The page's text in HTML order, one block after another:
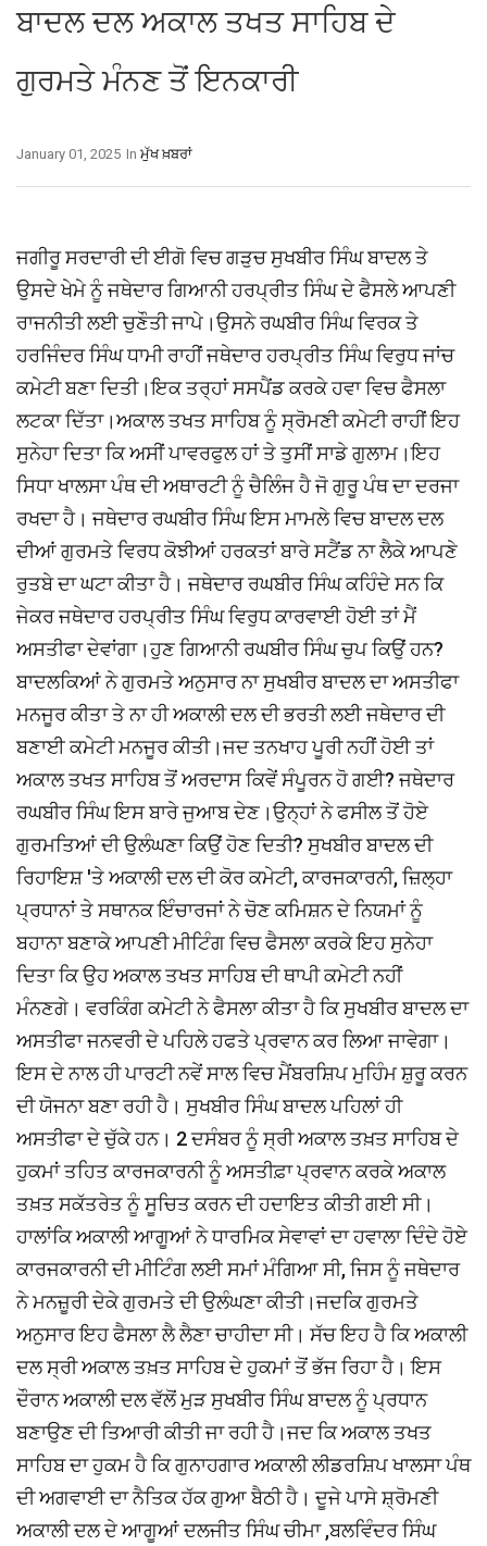
ਬਾਦਲ ਦਲ ਅਕਾਲ ਤਖਤ ਸਾਹਿਬ ਦੇ
ਗੁਰਮਤੇ ਮੰਨਣ ਤੋਂ ਇਨਕਾਰੀ
In ਮੁੱਖ ਖ਼ਬਰਾਂ
January 01, 2025
ਜਗੀਰੂ ਸਰਦਾਰੀ ਦੀ ਈਗੋ ਵਿਚ ਗੜੁਚ ਸੁਖਬੀਰ ਸਿੰਘ ਬਾਦਲ ਤੇ
ਉਸਦੇ ਖੇਮੇ ਨੂੰ ਜਥੇਦਾਰ ਗਿਆਨੀ ਹਰਪ੍ਰੀਤ ਸਿੰਘ ਦੇ ਫੈਸਲੇ ਆਪਣੀ
ਰਾਜਨੀਤੀ ਲਈ ਚੁਣੌਤੀ ਜਾਪੇ।ਉਸਨੇ ਰਘਬੀਰ ਸਿੰਘ ਵਿਰਕ ਤੇ
ਹਰਜਿੰਦਰ ਸਿੰਘ ਧਾਮੀ ਰਾਹੀਂ ਜਥੇਦਾਰ ਹਰਪ੍ਰੀਤ ਸਿੰਘ ਵਿਰੁਧ ਜਾਂਚ
ਕਮੇਟੀ ਬਣਾ ਦਿਤੀ।ਇਕ ਤਰ੍ਹਾਂ ਸਸਪੈਂਡ ਕਰਕੇ ਹਵਾ ਵਿਚ ਫੈਸਲਾ
ਲਟਕਾ ਦਿੱਤਾ।ਅਕਾਲ ਤਖਤ ਸਾਹਿਬ ਨੂੰ ਸ੍ਰੋਮਣੀ ਕਮੇਟੀ ਰਾਹੀਂ ਇਹ
ਸੁਨੇਹਾ ਦਿਤਾ ਕਿ ਅਸੀਂ ਪਾਵਰਫੁਲ ਹਾਂ ਤੇ ਤੁਸੀਂ ਸਾਡੇ ਗੁਲਾਮ।ਇਹ
ਸਿਧਾ ਖਾਲਸਾ ਪੰਥ ਦੀ ਅਥਾਰਟੀ ਨੂੰ ਚੈਲਿੰਜ ਹੈ ਜੋ ਗੁਰੂ ਪੰਥ ਦਾ ਦਰਜਾ
ਰਖਦਾ ਹੈ। ਜਥੇਦਾਰ ਰਘਬੀਰ ਸਿੰਘ ਇਸ ਮਾਮਲੇ ਵਿਚ ਬਾਦਲ ਦਲ
ਦੀਆਂ ਗੁਰਮਤੇ ਵਿਰਧ ਕੋਝੀਆਂ ਹਰਕਤਾਂ ਬਾਰੇ ਸਟੈਂਡ ਨਾ ਲੈਕੇ ਆਪਣੇ
ਰੁਤਬੇ ਦਾ ਘਟਾ ਕੀਤਾ ਹੈ। ਜਥੇਦਾਰ ਰਘਬੀਰ ਸਿੰਘ ਕਹਿੰਦੇ ਸਨ ਕਿ
ਜੇਕਰ ਜਥੇਦਾਰ ਹਰਪ੍ਰੀਤ ਸਿੰਘ ਵਿਰੁਧ ਕਾਰਵਾਈ ਹੋਈ ਤਾਂ ਮੈਂ
ਅਸਤੀਫਾ ਦੇਵਾਂਗਾ।ਹੁਣ ਗਿਆਨੀ ਰਘਬੀਰ ਸਿੰਘ ਚੁਪ ਕਿਉਂ ਹਨ?
ਬਾਦਲਕਿਆਂ ਨੇ ਗੁਰਮਤੇ ਅਨੁਸਾਰ ਨਾ ਸੁਖਬੀਰ ਬਾਦਲ ਦਾ ਅਸਤੀਫਾ
ਮਨਜੂਰ ਕੀਤਾ ਤੇ ਨਾ ਹੀ ਅਕਾਲੀ ਦਲ ਦੀ ਭਰਤੀ ਲਈ ਜਥੇਦਾਰ ਦੀ
ਬਣਾਈ ਕਮੇਟੀ ਮਨਜੂਰ ਕੀਤੀ।ਜਦ ਤਨਖਾਹ ਪੂਰੀ ਨਹੀਂ ਹੋਈ ਤਾਂ
ਅਕਾਲ ਤਖਤ ਸਾਹਿਬ ਤੋਂ ਅਰਦਾਸ ਕਿਵੇਂ ਸੰਪੂਰਨ ਹੋ ਗਈ? ਜਥੇਦਾਰ
ਰਘਬੀਰ ਸਿੰਘ ਇਸ ਬਾਰੇ ਜੁਆਬ ਦੇਣ।ਉਨ੍ਹਾਂ ਨੇ ਫਸੀਲ ਤੋਂ ਹੋਏ
ਗੁਰਮਤਿਆਂ ਦੀ ਉਲੰਘਣਾ ਕਿਉਂ ਹੋਣ ਦਿਤੀ? ਸੁਖਬੀਰ ਬਾਦਲ ਦੀ
ਰਿਹਾਇਸ਼ 'ਤੇ ਅਕਾਲੀ ਦਲ ਦੀ ਕੋਰ ਕਮੇਟੀ, ਕਾਰਜਕਾਰਨੀ, ਜ਼ਿਲ੍ਹਾ
ਪ੍ਰਧਾਨਾਂ ਤੇ ਸਥਾਨਕ ਇੰਚਾਰਜਾਂ ਨੇ ਚੋਣ ਕਮਿਸ਼ਨ ਦੇ ਨਿਯਮਾਂ ਨੂੰ
ਬਹਾਨਾ ਬਣਾਕੇ ਆਪਣੀ ਮੀਟਿੰਗ ਵਿਚ ਫੈਸਲਾ ਕਰਕੇ ਇਹ ਸੁਨੇਹਾ
ਦਿਤਾ ਕਿ ਉਹ ਅਕਾਲ ਤਖਤ ਸਾਹਿਬ ਦੀ ਥਾਪੀ ਕਮੇਟੀ ਨਹੀਂ
ਮੰਨਣਗੇ। ਵਰਕਿੰਗ ਕਮੇਟੀ ਨੇ ਫੈਸਲਾ ਕੀਤਾ ਹੈ ਕਿ ਸੁਖਬੀਰ ਬਾਦਲ ਦਾ
ਅਸਤੀਫਾ ਜਨਵਰੀ ਦੇ ਪਹਿਲੇ ਹਫਤੇ ਪ੍ਰਵਾਨ ਕਰ ਲਿਆ ਜਾਵੇਗਾ।
ਇਸ ਦੇ ਨਾਲ ਹੀ ਪਾਰਟੀ ਨਵੇਂ ਸਾਲ ਵਿਚ ਮੈਂਬਰਸ਼ਿਪ ਮੁਹਿੰਮ ਸ਼ੁਰੂ ਕਰਨ
ਦੀ ਯੋਜਨਾ ਬਣਾ ਰਹੀ ਹੈ। ਸੁਖਬੀਰ ਸਿੰਘ ਬਾਦਲ ਪਹਿਲਾਂ ਹੀ
ਅਸਤੀਫਾ ਦੇ ਚੁੱਕੇ ਹਨ। 2 ਦਸੰਬਰ ਨੂੰ ਸ੍ਰੀ ਅਕਾਲ ਤਖ਼ਤ ਸਾਹਿਬ ਦੇ
ਹੁਕਮਾਂ ਤਹਿਤ ਕਾਰਜਕਾਰਨੀ ਨੂੰ ਅਸਤੀਫ਼ਾ ਪ੍ਰਵਾਨ ਕਰਕੇ ਅਕਾਲ
ਤਖ਼ਤ ਸਕੱਤਰੇਤ ਨੂੰ ਸੂਚਿਤ ਕਰਨ ਦੀ ਹਦਾਇਤ ਕੀਤੀ ਗਈ ਸੀ।
ਹਾਲਾਂਕਿ ਅਕਾਲੀ ਆਗੂਆਂ ਨੇ ਧਾਰਮਿਕ ਸੇਵਾਵਾਂ ਦਾ ਹਵਾਲਾ ਦਿੰਦੇ ਹੋਏ
ਕਾਰਜਕਾਰਨੀ ਦੀ ਮੀਟਿੰਗ ਲਈ ਸਮਾਂ ਮੰਗਿਆ ਸੀ, ਜਿਸ ਨੂੰ ਜਥੇਦਾਰ
ਨੇ ਮਨਜ਼ੂਰੀ ਦੇਕੇ ਗੁਰਮਤੇ ਦੀ ਉਲੰਘਣਾ ਕੀਤੀ।ਜਦਕਿ ਗੁਰਮਤੇ
ਅਨੁਸਾਰ ਇਹ ਫੈਸਲਾ ਲੈ ਲੈਣਾ ਚਾਹੀਦਾ ਸੀ। ਸੱਚ ਇਹ ਹੈ ਕਿ ਅਕਾਲੀ
ਦਲ ਸ੍ਰੀ ਅਕਾਲ ਤਖ਼ਤ ਸਾਹਿਬ ਦੇ ਹੁਕਮਾਂ ਤੋਂ ਭੱਜ ਰਿਹਾ ਹੈ। ਇਸ
ਦੌਰਾਨ ਅਕਾਲੀ ਦਲ ਵੱਲੋਂ ਮੁੜ ਸੁਖਬੀਰ ਸਿੰਘ ਬਾਦਲ ਨੂੰ ਪ੍ਰਧਾਨ
ਬਣਾਉਣ ਦੀ ਤਿਆਰੀ ਕੀਤੀ ਜਾ ਰਹੀ ਹੈ।ਜਦ ਕਿ ਅਕਾਲ ਤਖਤ
ਸਾਹਿਬ ਦਾ ਹੁਕਮ ਹੈ ਕਿ ਗੁਨਾਹਗਾਰ ਅਕਾਲੀ ਲੀਡਰਸ਼ਿਪ ਖਾਲਸਾ ਪੰਥ
ਦੀ ਅਗਵਾਈ ਦਾ ਨੈਤਿਕ ਹੱਕ ਗੁਆ ਬੈਠੀ ਹੈ। ਦੂਜੇ ਪਾਸੇ ਸ਼੍ਰੋਮਣੀ
ਅਕਾਲੀ ਦਲ ਦੇ ਆਗੂਆਂ ਦਲਜੀਤ ਸਿੰਘ ਚੀਮਾ ,ਬਲਵਿੰਦਰ ਸਿੰਘ